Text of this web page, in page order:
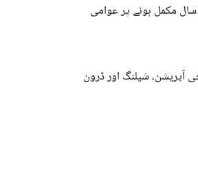
مکمل ہونے پر عوامی
آپریشن، شیلنگ اور ڈرون